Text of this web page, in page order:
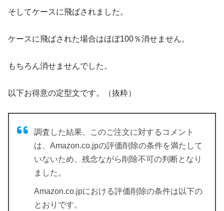
そしてケースに飛ばされました。
ケースに飛ばされた場合はほぼ100％消せません。
もちろん消せませんでした。
以下お得意の定型文です。（抜粋）
調査した結果、このご注文に対するコメント
は、Amazon.co.jpの評価削除の条件を満たして
いないため、 残念ながら削除不可の判断となり
ました。
Amazon.co.jpにおける評価削除の条件は以下の
とおり です。